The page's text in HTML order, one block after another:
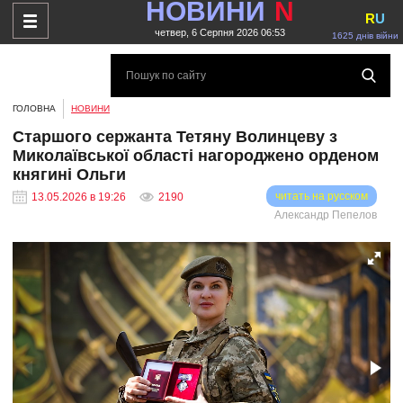
НОВИНИ N
четвер, 6 Серпня 2026 06:53 1625 днів війни
RU
ГОЛОВНА НОВИНИ
Старшого сержанта Тетяну Волинцеву з
Миколаївської області нагороджено орденом
княгині Ольги
13.05.2026 в 19:26 2190
читать на русском
Александр Пепелов